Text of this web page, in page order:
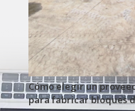
Cómo elegir un
para fabricar bloques